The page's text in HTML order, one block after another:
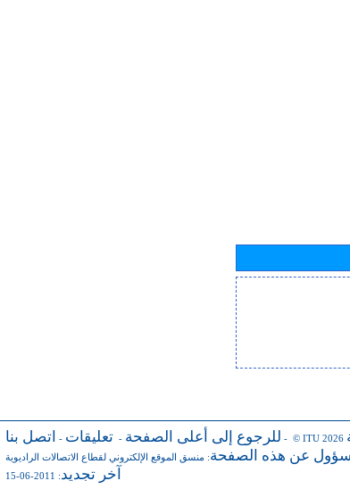
للرجوع إلى أعلى الصفحة - تعليقات - اتصل بنا - © ITU 2026
عن هذه الصفحة: منسق الموقع الإلكتروني لقطاع الاتصالات الراديوية
آخر تجديد: 2011-06-15